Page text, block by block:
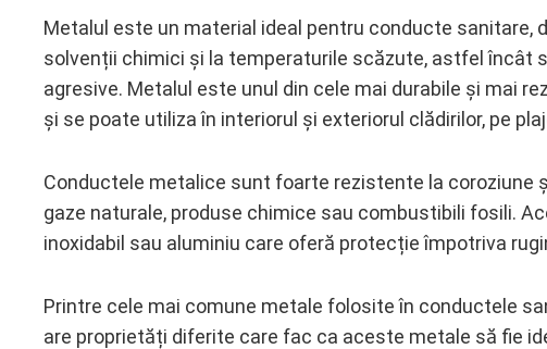
Metalul este un material ideal pentru conducte
solvenții chimici și la temperaturile scăzute, astfel încât
agresive. Metalul este unul din cele mai durabile și mai
și se poate utiliza în interiorul și exteriorul clădirilor, pe
Conductele metalice sunt foarte rezistente la coroziune
gaze naturale, produse chimice sau combustibili fosili.
inoxidabil sau aluminiu care oferă protecție împotriva
Printre cele mai comune metale folosite în conductele
are proprietăți diferite care fac ca aceste metale să fie